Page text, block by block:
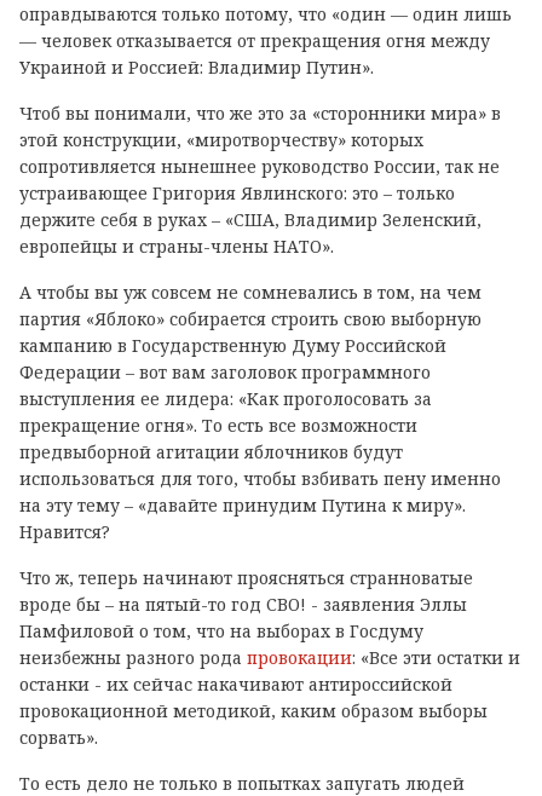
оправдываются только потому, что «один — один лишь
— человек отказывается от прекращения огня между
Украиной и Россией: Владимир Путин».
Чтоб вы понимали, что же это за «сторонники мира» в
этой конструкции, «миротворчеству» которых
сопротивляется нынешнее руководство России, так не
устраивающее Григория Явлинского: это – только
держите себя в руках – «США, Владимир Зеленский,
европейцы и страны-члены НАТО».
А чтобы вы уж совсем не сомневались в том, на чем
партия «Яблоко» собирается строить свою выборную
кампанию в Государственную Думу Российской
Федерации – вот вам заголовок программного
выступления ее лидера: «Как проголосовать за
прекращение огня». То есть все возможности
предвыборной агитации яблочников будут
использоваться для того, чтобы взбивать пену именно
на эту тему – «давайте принудим Путина к миру».
Нравится?
Что ж, теперь начинают проясняться странноватые
вроде бы – на пятый-то год СВО! - заявления Эллы
Памфиловой о том, что на выборах в Госдуму
неизбежны разного рода провокации: «Все эти остатки и
останки - их сейчас накачивают антироссийской
провокационной методикой, каким образом выборы
сорвать».
То есть дело не только в попытках запугать людей